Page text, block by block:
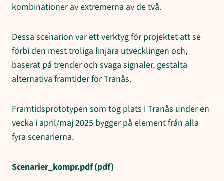
kombinationer av extremerna av de två.
Dessa scenarion var ett verktyg för projektet att se
förbi den mest troliga linjära utvecklingen och,
baserat på trender och svaga signaler, gestalta
alternativa framtider för Tranås.
Framtidsprototypen som tog plats i Tranås under en
vecka i april/maj 2025 bygger på element från alla
fyra scenarierna.
Scenarier_kompr.pdf(pdf)